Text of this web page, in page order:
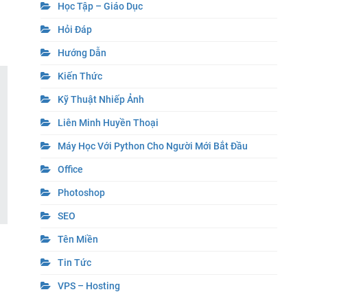
Học Tập – Giáo Dục
Hỏi Đáp
Hướng Dẫn
Kiến Thức
Kỹ Thuật Nhiếp Ảnh
Liên Minh Huyền Thoại
Máy Học Với Python Cho Người Mới Bắt Đầu
Office
Photoshop
SEO
Tên Miền
Tin Tức
VPS – Hosting